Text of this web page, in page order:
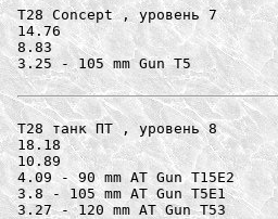
T28 Concept , уровень 7
14.76
8.83
3.25 - 105 mm Gun T5
T28 танк ПТ , уровень 8
18.18
10.89
4.09 - 90 mm AT Gun T15E2
3.8 - 105 mm AT Gun T5E1
3.27 - 120 mm AT Gun T53